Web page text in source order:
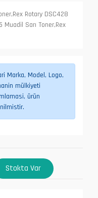
Rotary DSC428
Muadil Sarı Toner,Rex
Marka, Model, Logo,
mülkiyeti
ürün
Stokta Var